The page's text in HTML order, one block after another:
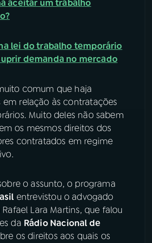
Facebook
aceitar um trabalho
lei do trabalho temporário
demanda no mercado
comum que haja
em relação às contratações
Muito deles não sabem
os mesmos direitos dos
contratados em regime
o assunto, o programa
entrevistou o advogado
Lara Martins, que falou
da Rádio Nacional de
os direitos aos quais os